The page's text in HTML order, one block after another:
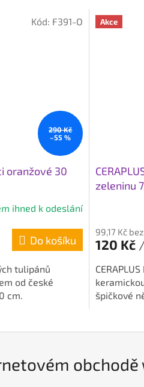
290 Kč
–55 %
oranžové 30
ihned k odeslání
Do košíku
tulipánů
od české
cm.
Kód: F391-O Akce
zeleninu
99,17 Kč
120 Kč
špičkové
obchodě